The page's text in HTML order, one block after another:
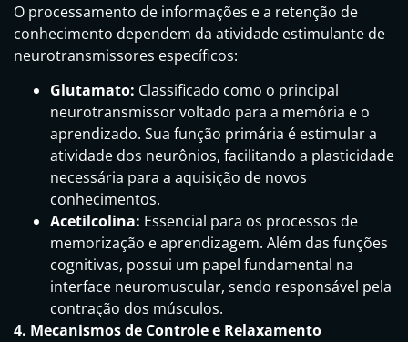
O processamento de informações e a retenção de
conhecimento dependem da atividade estimulante de
neurotransmissores específicos:
Glutamato: Classificado como o principal
neurotransmissor voltado para a memória e o
aprendizado. Sua função primária é estimular a
atividade dos neurônios, facilitando a plasticidade
necessária para a aquisição de novos
conhecimentos.
Acetilcolina: Essencial para os processos de
memorização e aprendizagem. Além das funções
cognitivas, possui um papel fundamental na
interface neuromuscular, sendo responsável pela
contração dos músculos.
4. Mecanismos de Controle e Relaxamento